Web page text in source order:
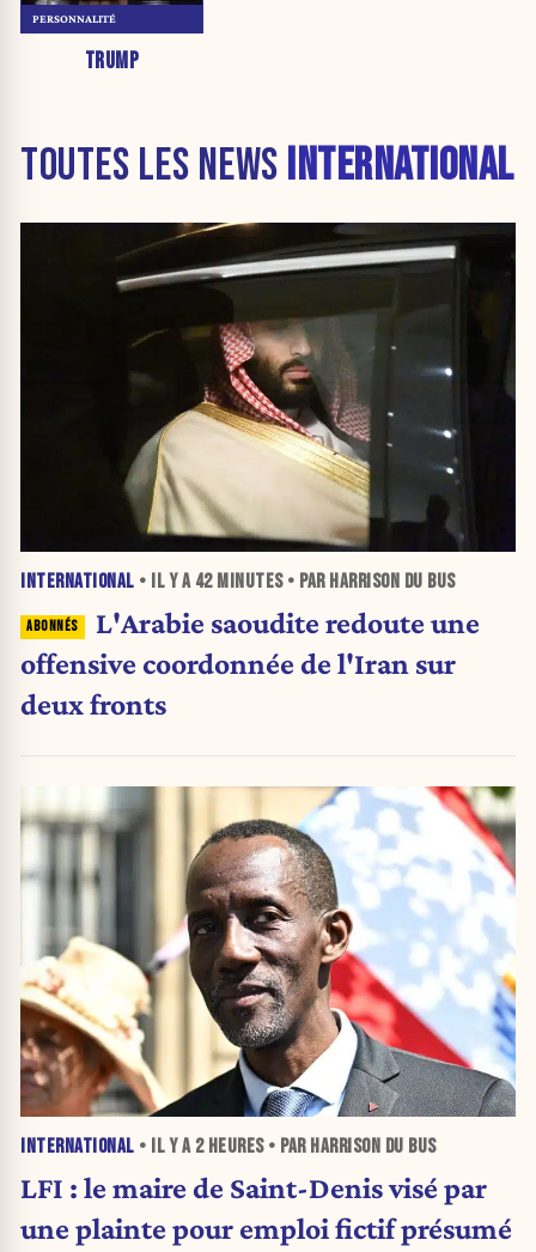
TRUMP
PERSONNALITÉ
TOUTES LES NEWS INTERNATIONAL
INTERNATIONAL • IL Y A 42 MINUTES• PAR HARRISON DU BUS
L'Arabie saoudite redoute une
offensive coordonnée de l'Iran sur
deux fronts
INTERNATIONAL • IL Y A 2 HEURES• PAR HARRISON DU BUS
LFI : le maire de Saint-Denis visé par
une plainte pour emploi fictif présumé